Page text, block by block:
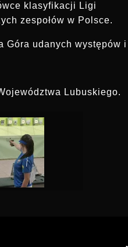
klasyfikacji Ligi
zespołów w Polsce.
Góra udanych występów i
Lubuskiego.